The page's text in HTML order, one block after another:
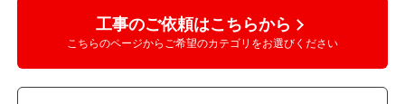
工事のご依頼はこちらから
こちらのページからご希望のカテゴリをお選びください